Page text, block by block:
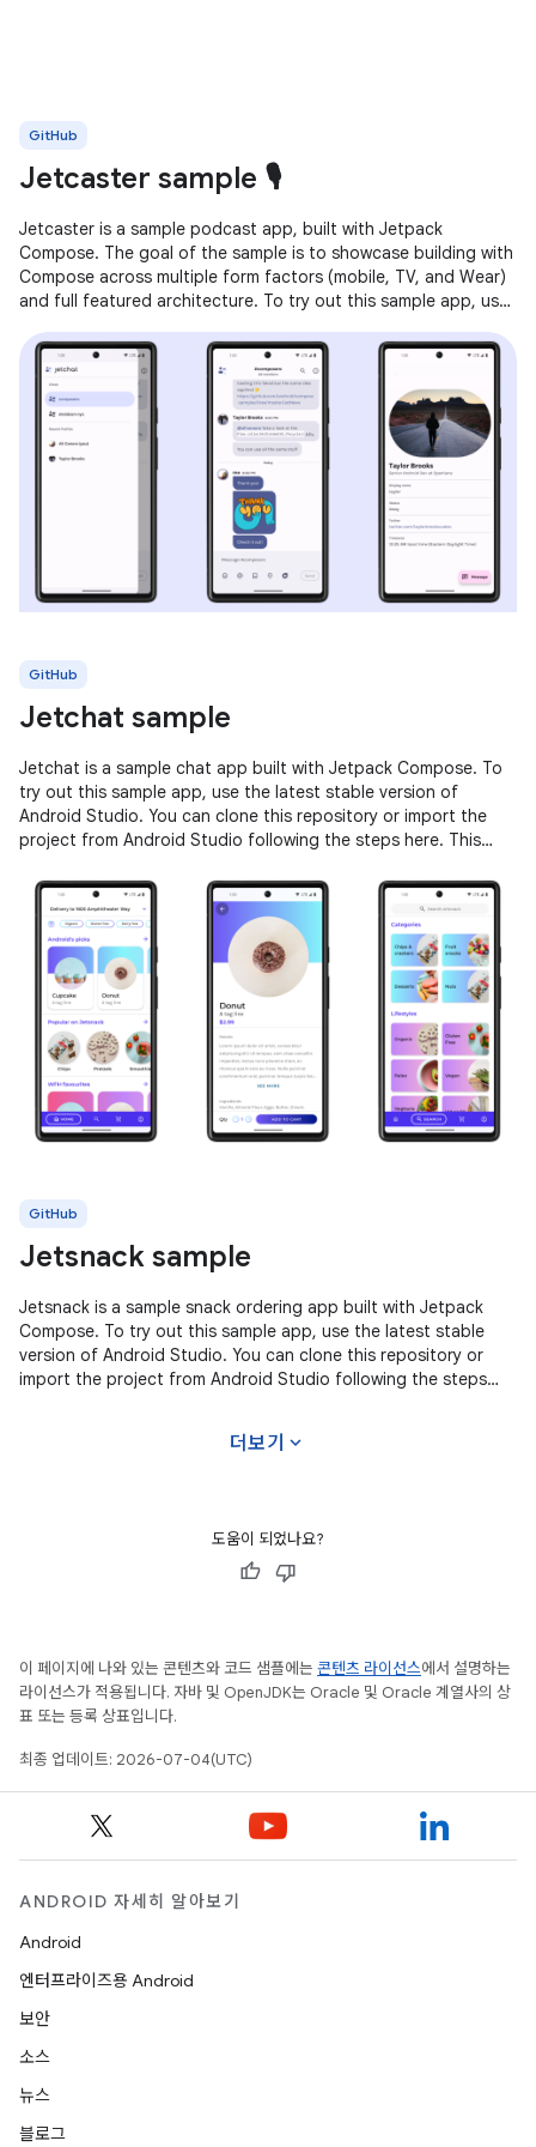
GitHub
Jetcaster sample 🎙️
Jetcaster is a sample podcast app, built with Jetpack
Compose. The goal of the sample is to showcase building with
Compose across multiple form factors (mobile, TV, and Wear)
and full featured architecture. To try out this sample app, use
GitHub
Jetchat sample
Jetchat is a sample chat app built with Jetpack Compose. To
try out this sample app, use the latest stable version of
Android Studio. You can clone this repository or import the
project from Android Studio following the steps here. This
GitHub
Jetsnack sample
Jetsnack is a sample snack ordering app built with Jetpack
Compose. To try out this sample app, use the latest stable
version of Android Studio. You can clone this repository or
import the project from Android Studio following the steps
더보기 expand_more
도움이 되었나요?
이 페이지에 나와 있는 콘텐츠와 코드 샘플에는 콘텐츠 라이선스에서 설명하는
라이선스가 적용됩니다. 자바 및 OpenJDK는 Oracle 및 Oracle 계열사의 상
표 또는 등록 상표입니다.
최종 업데이트: 2026-07-04(UTC)
ANDROID 자세히 알아보기
Android
엔터프라이즈용 Android
보안
소스
뉴스
블로그